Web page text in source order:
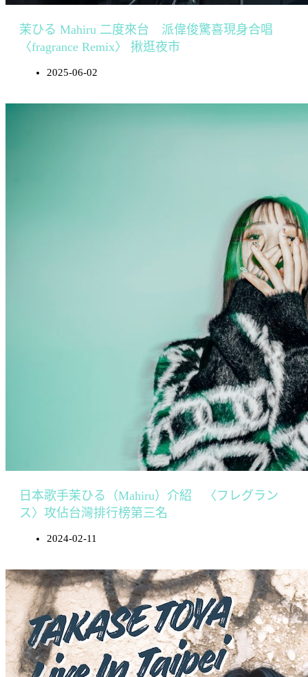
茉ひる Mahiru 二度來台 派偉俊驚喜現身合唱
〈fragrance Remix〉 揪逛夜市
2025-06-02
日本歌手茉ひる（Mahiru）介紹 〈フレグラン
ス〉攻佔台灣排行榜第三名
2024-02-11